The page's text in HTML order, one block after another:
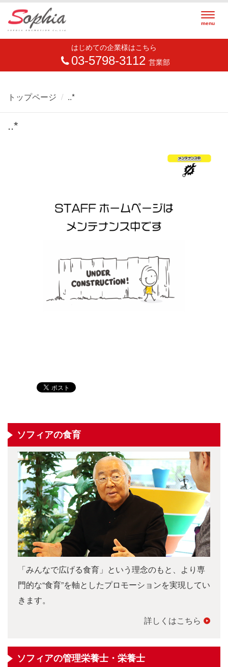
menu
はじめての企業様はこちら
03-5798-3112 営業部
トップページ ..*
..*
ソフィアの食育
「みんなで広げる食育」という理念のもと、より専
門的な“食育”を軸としたプロモーションを実現してい
きます。
詳しくはこちら
ソフィアの管理栄養士・栄養士